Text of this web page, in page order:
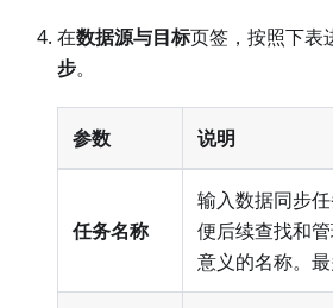
在数据源与目标页签，按照下表
步。
参数 说明
任务名称
输入数据同步
便后续查找和
意义的名称。最